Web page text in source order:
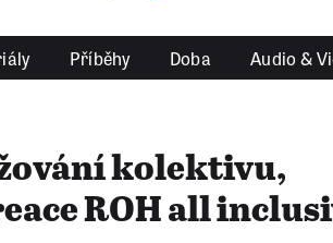
Příběhy Doba Audio &
kolektivu,
ROH all